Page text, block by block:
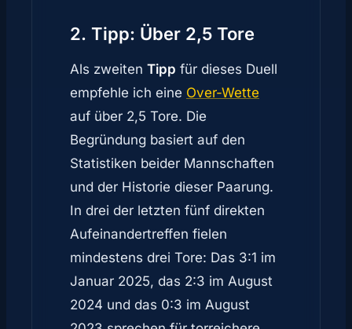
2. Tipp: Über 2,5 Tore
Als zweiten Tipp für dieses Duell
empfehle ich eine Over-Wette
auf über 2,5 Tore. Die
Begründung basiert auf den
Statistiken beider Mannschaften
und der Historie dieser Paarung.
In drei der letzten fünf direkten
Aufeinandertreffen fielen
mindestens drei Tore: Das 3:1 im
Januar 2025, das 2:3 im August
2024 und das 0:3 im August